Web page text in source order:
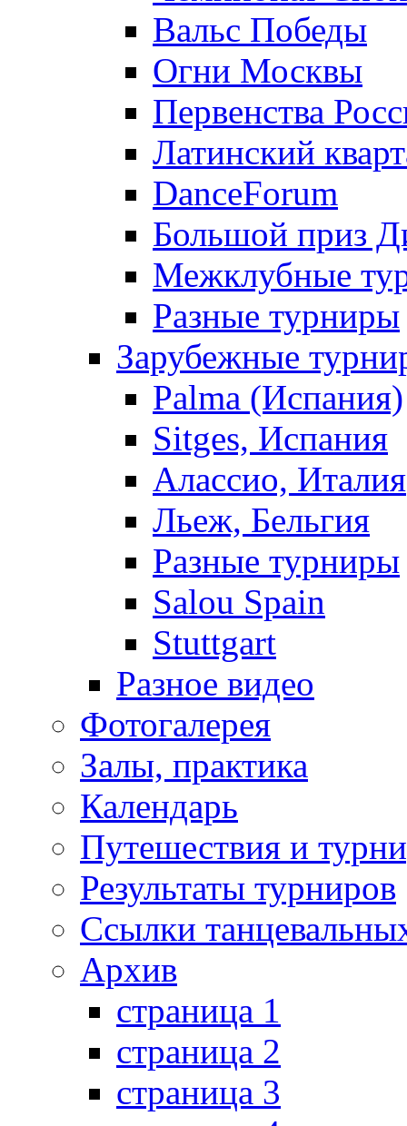
Вальс Победы
Огни Москвы
Первенства
Латинский
DanceForum
Большой приз
Межклубные
Разные турниры
Зарубежные
Palma (Испания)
Sitges, Испания
Алассио, Италия
Льеж, Бельгия
Разные турниры
Salou Spain
Stuttgart
Разное видео
Фотогалерея
Залы, практика
Календарь
Путешествия и
Результаты турниров
Ссылки
Архив
страница 1
страница 2
страница 3